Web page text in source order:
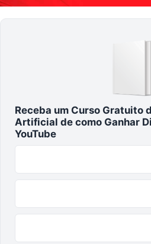
Receba um Curso Gratuito
Artificial de como Ganhar
YouTube